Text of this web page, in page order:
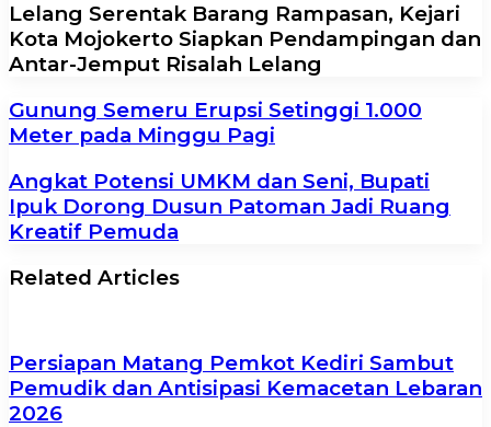
Lelang Serentak Barang Rampasan, Kejari
Kota Mojokerto Siapkan Pendampingan dan
Antar-Jemput Risalah Lelang
Gunung Semeru Erupsi Setinggi 1.000
Meter pada Minggu Pagi
Angkat Potensi UMKM dan Seni, Bupati
Ipuk Dorong Dusun Patoman Jadi Ruang
Kreatif Pemuda
Related Articles
Persiapan Matang Pemkot Kediri Sambut
Pemudik dan Antisipasi Kemacetan Lebaran
2026